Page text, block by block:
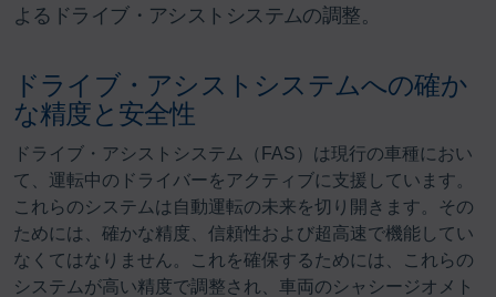
よるドライブ・アシストシステムの調整。
ドライブ・アシストシステムへの確か
な精度と安全性
ドライブ・アシストシステム（FAS）は現行の車種におい
て、運転中のドライバーをアクティブに支援しています。
これらのシステムは自動運転の未来を切り開きます。その
ためには、確かな精度、信頼性および超高速で機能してい
なくてはなりません。これを確保するためには、これらの
システムが高い精度で調整され、車両のシャシージオメト